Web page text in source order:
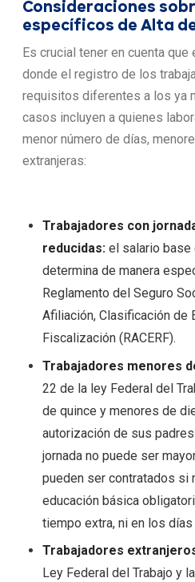
Consideraciones
específicos de Alta
Es crucial tener en cuenta
donde el registro de los
requisitos diferentes a los ya
casos incluyen a quienes
menor número de días,
extranjeras:
Trabajadores con
reducidas: el salario
determina de manera
Reglamento del Seguro
Afiliación, Clasificación de
Fiscalización (RACERF).
Trabajadores menores
22 de la ley Federal del
de quince y menores de
autorización de sus
jornada no puede ser
pueden ser contratados si
educación básica
tiempo extra, ni en los
Trabajadores
Ley Federal del Trabajo y